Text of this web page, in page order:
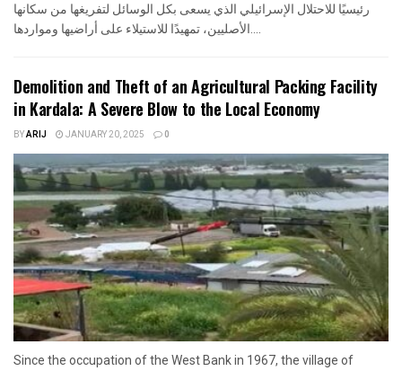
رئيسيًا للاحتلال الإسرائيلي الذي يسعى بكل الوسائل لتفريغها من سكانها
Demolition and Theft of an Agricultural Packing Facility
in Kardala: A Severe Blow to the Local Economy
BYARIJ JANUARY 20, 2025 0
Since the occupation of the West Bank in 1967, the village of